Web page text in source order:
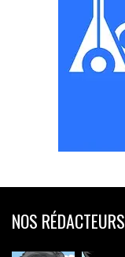
NOS RÉDACTEURS